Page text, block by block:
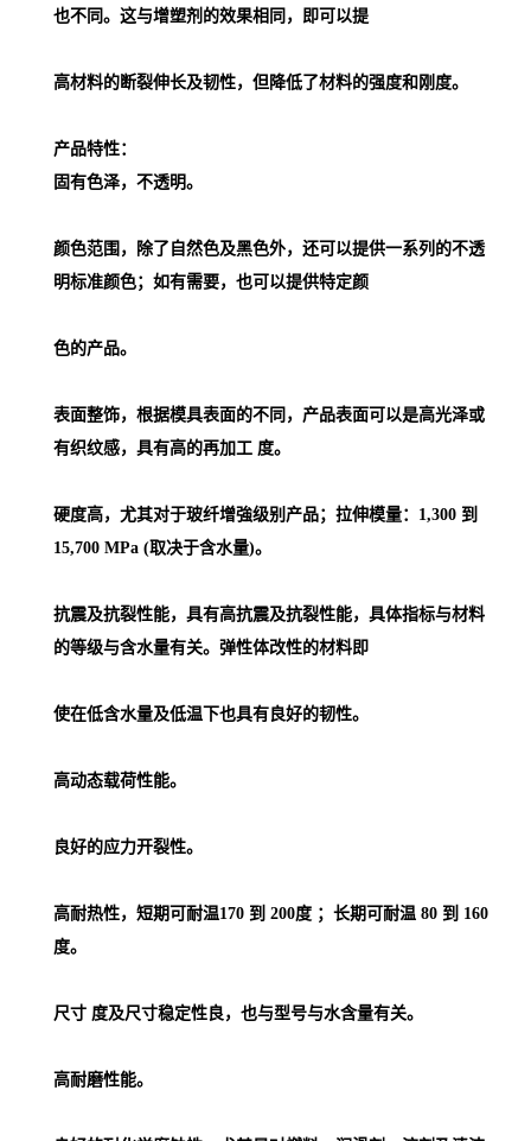
也不同。这与增塑剂的效果相同，即可以提
高材料的断裂伸长及韧性，但降低了材料的强度和刚度。
产品特性：
固有色泽，不透明。
颜色范围，除了自然色及黑色外，还可以提供一系列的不透
明标准颜色；如有需要，也可以提供特定颜
色的产品。
表面整饰，根据模具表面的不同，产品表面可以是高光泽或
有织纹感，具有高的再加工 度。
硬度高，尤其对于玻纤增強级别产品；拉伸模量：1,300 到
15,700 MPa (取决于含水量)。
抗震及抗裂性能，具有高抗震及抗裂性能，具体指标与材料
的等级与含水量有关。弹性体改性的材料即
使在低含水量及低温下也具有良好的韧性。
高动态载荷性能。
良好的应力开裂性。
高耐热性，短期可耐温170 到 200度 ；长期可耐温 80 到 160
度。
尺寸 度及尺寸稳定性良，也与型号与水含量有关。
高耐磨性能。